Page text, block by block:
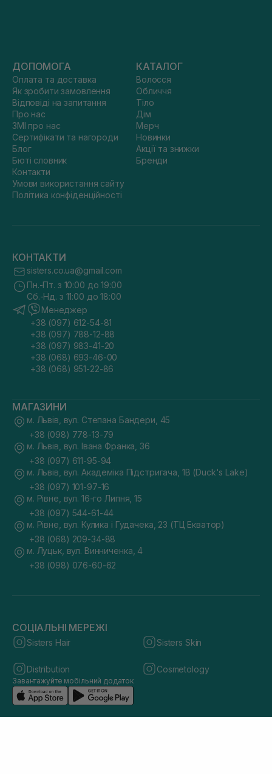
ДОПОМОГА
Оплата та доставка
Як зробити замовлення
Відповіді на запитання
Про нас
ЗМІ про нас
Сертифікати та нагороди
Блог
Бюті словник
Контакти
Умови використання сайту
Політика конфіденційності
КАТАЛОГ
Волосся
Обличчя
Тіло
Дім
Мерч
Новинки
Акції та знижки
Бренди
КОНТАКТИ
sisters.co.ua@gmail.com
Пн.-Пт. з 10:00 до 19:00
Сб.-Нд. з 11:00 до 18:00
Менеджер
+38 (097) 612-54-81
+38 (097) 788-12-88
+38 (097) 983-41-20
+38 (068) 693-46-00
+38 (068) 951-22-86
МАГАЗИНИ
м. Львів, вул. Степана Бандери, 45
+38 (098) 778-13-79
м. Львів, вул. Івана Франка, 36
+38 (097) 611-95-94
м. Львів, вул. Академіка Підстригача, 1В (Duck's Lake)
+38 (097) 101-97-16
м. Рівне, вул. 16-го Липня, 15
+38 (097) 544-61-44
м. Рівне, вул. Кулика і Гудачека, 23 (ТЦ Екватор)
+38 (068) 209-34-88
м. Луцьк, вул. Винниченка, 4
+38 (098) 076-60-62
СОЦІАЛЬНІ МЕРЕЖІ
Sisters Hair Sisters Skin
Distribution Cosmetology
Завантажуйте мобільний додаток